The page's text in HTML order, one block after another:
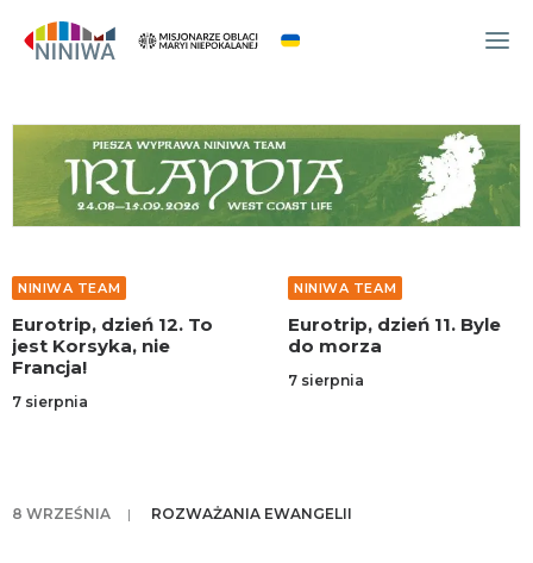
WYDARZENIA
O NAS
WSPÓLNOTA
NINIWA TEAM
FESTIWAL ŻYCIA
WOLONTARIAT
AKTUALNOŚCI
TEAM
dzień 12. To
Korsyka, nie
sierpnia
NINIWA TEAM
Eurotrip, dzień 11. Byle
do morza
7 sierpnia
8 WRZEŚNIA | ROZWAŻANIA EWANGELII